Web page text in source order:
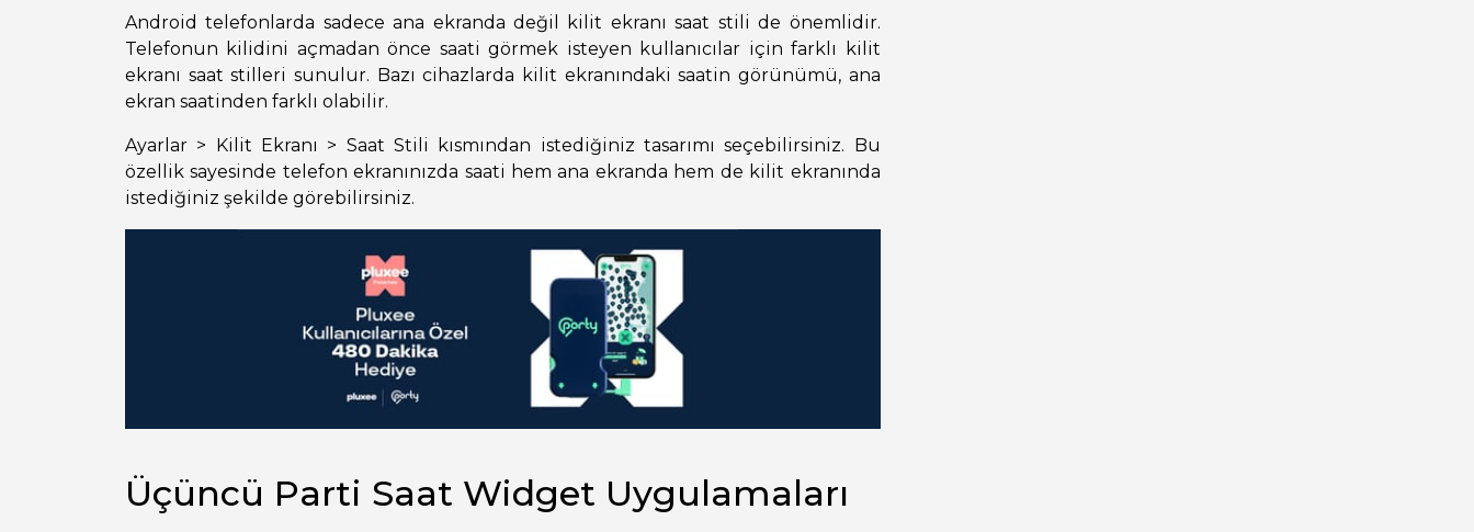
Android telefonlarda sadece ana ekranda değil kilit ekranı saat stili de önemlidir.
Telefonun kilidini açmadan önce saati görmek isteyen kullanıcılar için farklı kilit
ekranı saat stilleri sunulur. Bazı cihazlarda kilit ekranındaki saatin görünümü, ana
ekran saatinden farklı olabilir.
Ayarlar > Kilit Ekranı > Saat Stili kısmından istediğiniz tasarımı seçebilirsiniz. Bu
özellik sayesinde telefon ekranınızda saati hem ana ekranda hem de kilit ekranında
istediğiniz şekilde görebilirsiniz.
Üçüncü Parti Saat Widget Uygulamaları